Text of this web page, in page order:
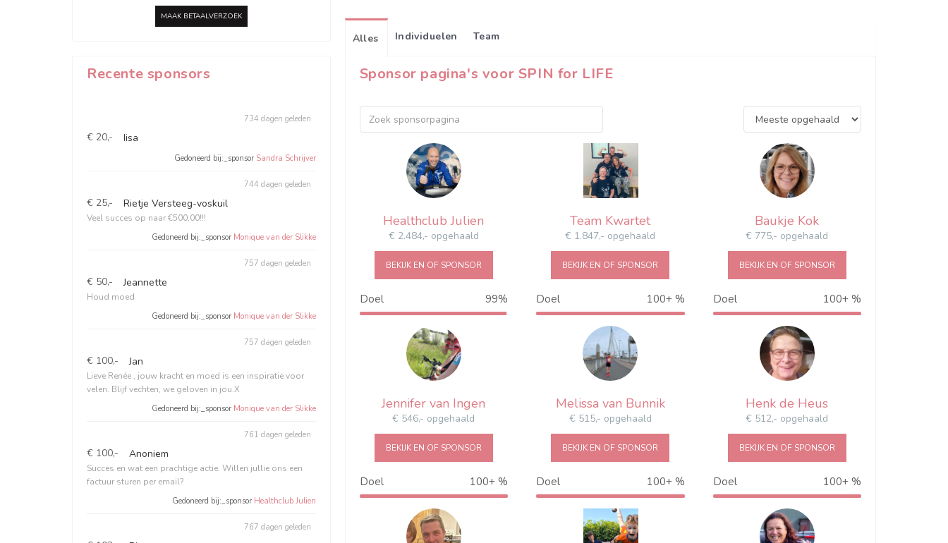
MAAK BETAALVERZOEK
Recente sponsors
€ 20,- Iisa
734 dagen geleden
Gedoneerd bij:_sponsor Sandra Schrijver
€ 25,- Rietje Versteeg-voskuil
Veel succes op naar €500,00!!!
744 dagen geleden
Gedoneerd bij:_sponsor Monique van der Slikke
€ 50,- Jeannette
Houd moed
757 dagen geleden
Gedoneerd bij:_sponsor Monique van der Slikke
€ 100,- Jan
Lieve Renée , jouw kracht en moed is een inspiratie voor
velen. Blijf vechten, we geloven in jou.X
757 dagen geleden
Gedoneerd bij:_sponsor Monique van der Slikke
€ 100,- Anoniem
Succes en wat een prachtige actie. Willen jullie ons een
factuur sturen per email?
761 dagen geleden
Gedoneerd bij:_sponsor Healthclub Julien
767 dagen geleden
Alles Individuelen Team
Sponsor pagina's voor SPIN for LIFE
Healthclub Julien
€ 2.484,- opgehaald
BEKIJK EN OF SPONSOR
Doel 99%
99%
Team Kwartet
€ 1.847,- opgehaald
BEKIJK EN OF SPONSOR
Doel 100+ %
123%
Baukje Kok
€ 775,- opgehaald
BEKIJK EN OF SPONSOR
Doel 100+ %
155%
Jennifer van Ingen
€ 546,- opgehaald
BEKIJK EN OF SPONSOR
Doel 100+ %
546%
Melissa van Bunnik
€ 515,- opgehaald
BEKIJK EN OF SPONSOR
Doel 100+ %
103%
Henk de Heus
€ 512,- opgehaald
BEKIJK EN OF SPONSOR
Doel 100+ %
128%